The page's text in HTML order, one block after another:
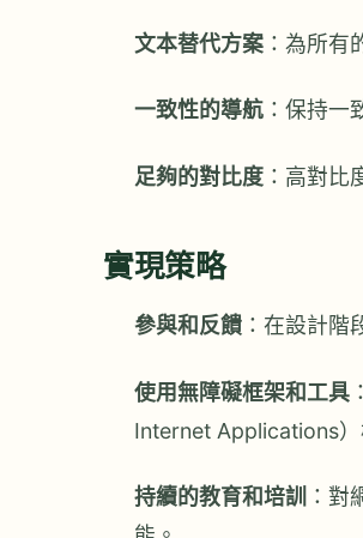
文本替代方案：為所有
一致性的導航：保持一
足夠的對比度：高對比
實現策略
參與和反饋：在設計階
使用無障礙框架和工具
Internet Applications）
持續的教育和培訓
：對